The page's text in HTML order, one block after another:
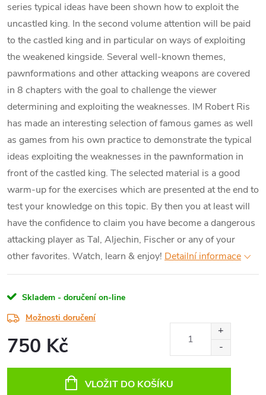
series typical ideas have been shown how to exploit the
uncastled king. In the second volume attention will be paid
to the castled king and in particular on ways of exploiting
the weakened kingside. Several well-known themes,
pawnformations and other attacking weapons are covered
in 8 chapters with the goal to challenge the viewer
determining and exploiting the weaknesses. IM Robert Ris
has made an interesting selection of famous games as well
as games from his own practice to demonstrate the typical
ideas exploiting the weaknesses in the pawnformation in
front of the castled king. The selected material is a good
warm-up for the exercises which are presented at the end to
test your knowledge on this topic. By then you at least will
have the confidence to claim you have become a dangerous
attacking player as Tal, Aljechin, Fischer or any of your
other favorites. Watch, learn & enjoy! Detailní informace
Skladem - doručení on-line
Možnosti doručení
750 Kč
VLOŽIT DO KOŠÍKU